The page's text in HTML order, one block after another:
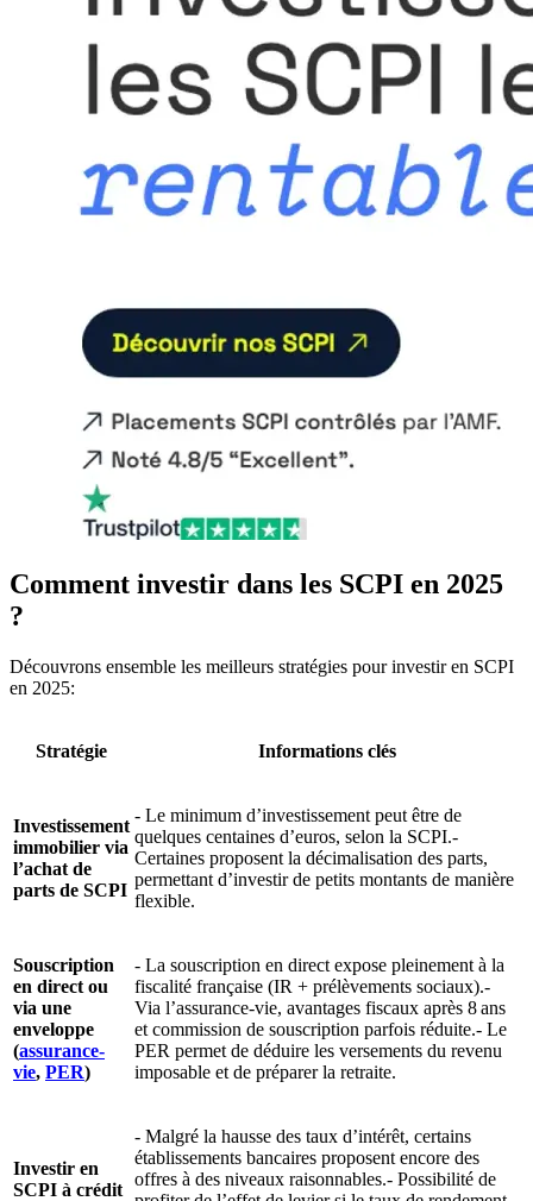
Comment investir dans les SCPI en 2025
?
Découvrons ensemble les meilleurs stratégies pour investir en SCPI
en 2025:
Stratégie Informations clés
Investissement
immobilier via
l’achat de
parts de SCPI
- Le minimum d’investissement peut être de
quelques centaines d’euros, selon la SCPI.-
Certaines proposent la décimalisation des parts,
permettant d’investir de petits montants de manière
flexible.
Souscription
en direct ou
via une
enveloppe
(assurance-
vie, PER)
- La souscription en direct expose pleinement à la
fiscalité française (IR + prélèvements sociaux).-
Via l’assurance-vie, avantages fiscaux après 8 ans
et commission de souscription parfois réduite.- Le
PER permet de déduire les versements du revenu
imposable et de préparer la retraite.
Investir en
SCPI à crédit
- Malgré la hausse des taux d’intérêt, certains
établissements bancaires proposent encore des
offres à des niveaux raisonnables.- Possibilité de